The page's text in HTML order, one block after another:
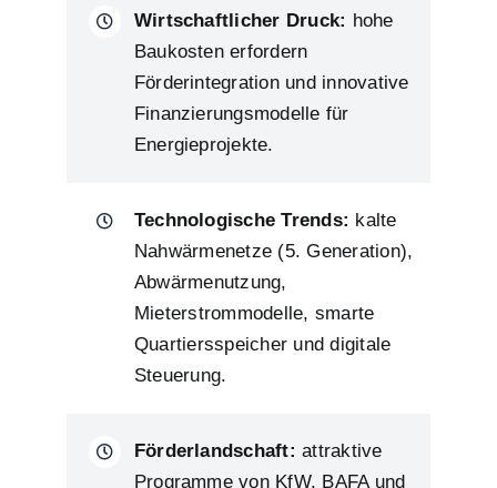
Wirtschaftlicher Druck: hohe
Baukosten erfordern
Förderintegration und innovative
Finanzierungsmodelle für
Energieprojekte.
Technologische Trends: kalte
Nahwärmenetze (5. Generation),
Abwärmenutzung,
Mieterstrommodelle, smarte
Quartiersspeicher und digitale
Steuerung.
Förderlandschaft:attraktive
Programme von KfW, BAFA und